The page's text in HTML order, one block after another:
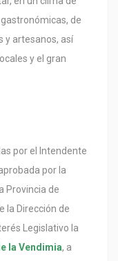
de
y artesanos, así
y el gran
por el Intendente
por la
Provincia de
la Dirección de
Legislativo la
la Vendimia, a